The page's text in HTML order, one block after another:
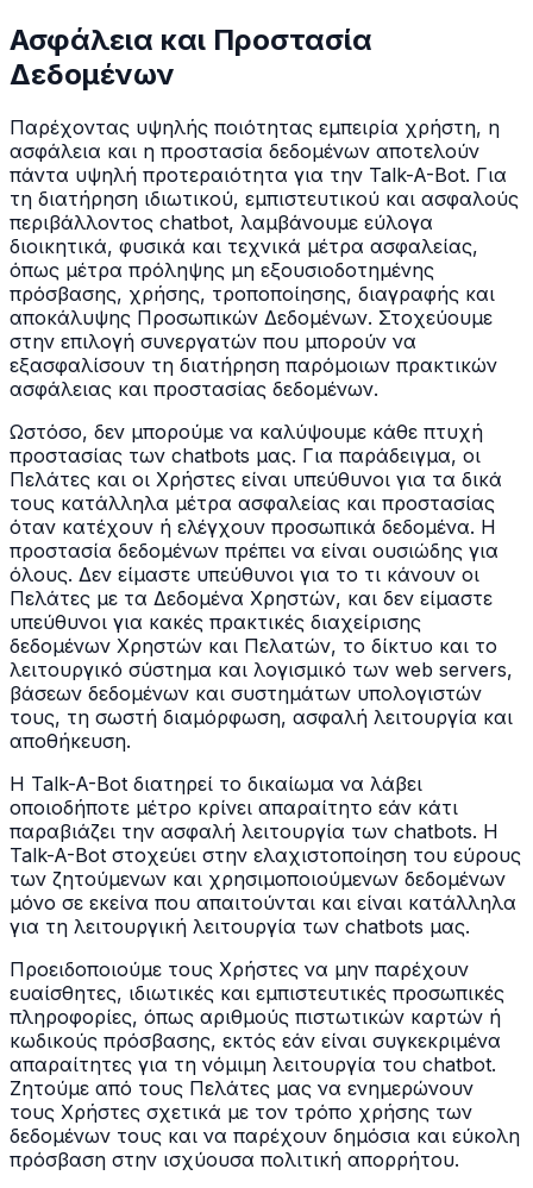
Ασφάλεια και Προστασία
Δεδομένων
Παρέχοντας υψηλής ποιότητας εμπειρία χρήστη, η
ασφάλεια και η προστασία δεδομένων αποτελούν
πάντα υψηλή προτεραιότητα για την Talk-A-Bot. Για
τη διατήρηση ιδιωτικού, εμπιστευτικού και ασφαλούς
περιβάλλοντος chatbot, λαμβάνουμε εύλογα
διοικητικά, φυσικά και τεχνικά μέτρα ασφαλείας,
όπως μέτρα πρόληψης μη εξουσιοδοτημένης
πρόσβασης, χρήσης, τροποποίησης, διαγραφής και
αποκάλυψης Προσωπικών Δεδομένων. Στοχεύουμε
στην επιλογή συνεργατών που μπορούν να
εξασφαλίσουν τη διατήρηση παρόμοιων πρακτικών
ασφάλειας και προστασίας δεδομένων.
Ωστόσο, δεν μπορούμε να καλύψουμε κάθε πτυχή
προστασίας των chatbots μας. Για παράδειγμα, οι
Πελάτες και οι Χρήστες είναι υπεύθυνοι για τα δικά
τους κατάλληλα μέτρα ασφαλείας και προστασίας
όταν κατέχουν ή ελέγχουν προσωπικά δεδομένα. Η
προστασία δεδομένων πρέπει να είναι ουσιώδης για
όλους. Δεν είμαστε υπεύθυνοι για το τι κάνουν οι
Πελάτες με τα Δεδομένα Χρηστών, και δεν είμαστε
υπεύθυνοι για κακές πρακτικές διαχείρισης
δεδομένων Χρηστών και Πελατών, το δίκτυο και το
λειτουργικό σύστημα και λογισμικό των web servers,
βάσεων δεδομένων και συστημάτων υπολογιστών
τους, τη σωστή διαμόρφωση, ασφαλή λειτουργία και
αποθήκευση.
Η Talk-A-Bot διατηρεί το δικαίωμα να λάβει
οποιοδήποτε μέτρο κρίνει απαραίτητο εάν κάτι
παραβιάζει την ασφαλή λειτουργία των chatbots. Η
Talk-A-Bot στοχεύει στην ελαχιστοποίηση του εύρους
των ζητούμενων και χρησιμοποιούμενων δεδομένων
μόνο σε εκείνα που απαιτούνται και είναι κατάλληλα
για τη λειτουργική λειτουργία των chatbots μας.
Προειδοποιούμε τους Χρήστες να μην παρέχουν
ευαίσθητες, ιδιωτικές και εμπιστευτικές προσωπικές
πληροφορίες, όπως αριθμούς πιστωτικών καρτών ή
κωδικούς πρόσβασης, εκτός εάν είναι συγκεκριμένα
απαραίτητες για τη νόμιμη λειτουργία του chatbot.
Ζητούμε από τους Πελάτες μας να ενημερώνουν
τους Χρήστες σχετικά με τον τρόπο χρήσης των
δεδομένων τους και να παρέχουν δημόσια και εύκολη
πρόσβαση στην ισχύουσα πολιτική απορρήτου.